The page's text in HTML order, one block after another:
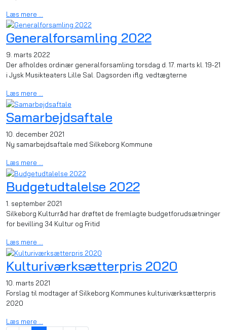
Læs mere …
Generalforsamling 2022
9. marts 2022
Der afholdes ordinær generalforsamling torsdag d. 17. marts kl. 19-21
i Jysk Musikteaters Lille Sal. Dagsorden iflg. vedtægterne
Læs mere …
Samarbejdsaftale
10. december 2021
Ny samarbejdsaftale med Silkeborg Kommune
Læs mere …
Budgetudtalelse 2022
1. september 2021
Silkeborg Kulturråd har drøftet de fremlagte budgetforudsætninger
for bevilling 34 Kultur og Fritid
Læs mere …
Kulturiværksætterpris 2020
10. marts 2021
Forslag til modtager af Silkeborg Kommunes kulturiværksætterpris
2020
Læs mere …